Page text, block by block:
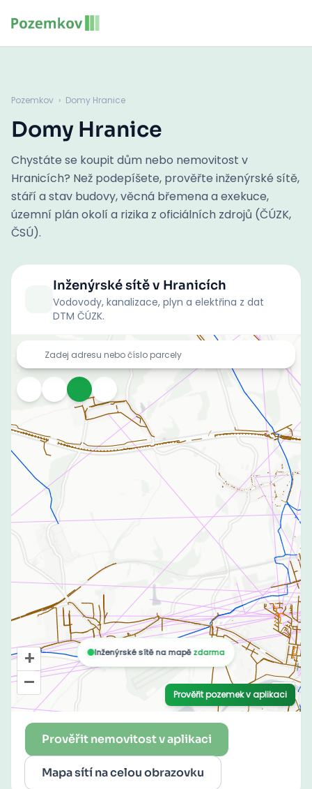
Pozemkov › Domy Hranice
Domy Hranice
Chystáte se koupit dům nebo nemovitost v
Hranicích? Než podepíšete, prověřte inženýrské sítě,
stáří a stav budovy, věcná břemena a exekuce,
územní plán okolí a rizika z oficiálních zdrojů (ČÚZK,
ČSÚ).
Inženýrské sítěv Hranicích
Vodovody, kanalizace, plyn a elektřina z dat
DTM ČÚZK.
Prověřit nemovitost v aplikaci
Mapa sítí na celou obrazovku